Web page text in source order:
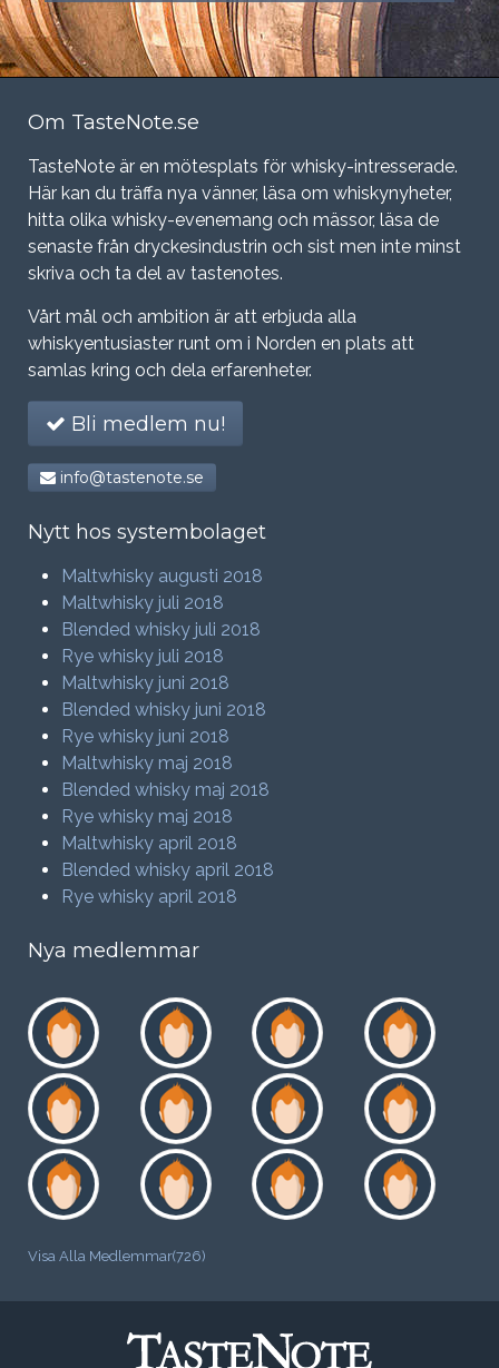
Om TasteNote.se
TasteNote är en mötesplats för whisky-intresserade.
Här kan du träffa nya vänner, läsa om whiskynyheter,
hitta olika whisky-evenemang och mässor, läsa de
senaste från dryckesindustrin och sist men inte minst
skriva och ta del av tastenotes.
Vårt mål och ambition är att erbjuda alla
whiskyentusiaster runt om i Norden en plats att
samlas kring och dela erfarenheter.
Bli medlem nu!
info@tastenote.se
Nytt hos systembolaget
Maltwhisky augusti 2018
Maltwhisky juli 2018
Blended whisky juli 2018
Rye whisky juli 2018
Maltwhisky juni 2018
Blended whisky juni 2018
Rye whisky juni 2018
Maltwhisky maj 2018
Blended whisky maj 2018
Rye whisky maj 2018
Maltwhisky april 2018
Blended whisky april 2018
Rye whisky april 2018
Nya medlemmar
Visa Alla Medlemmar(726)